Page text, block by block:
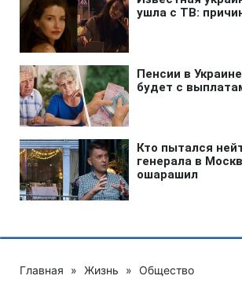
Главная » Жизнь » Общество